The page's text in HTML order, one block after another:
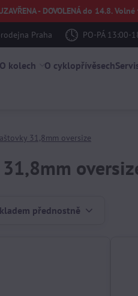
UZAVŘENA - DOVOLENÁ do 14.8.
Praha PO-PÁ 13:00-
O kolech O cyklopřívěsech
31,8mm oversize
přednostně